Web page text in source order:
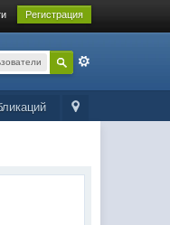
Регистрация